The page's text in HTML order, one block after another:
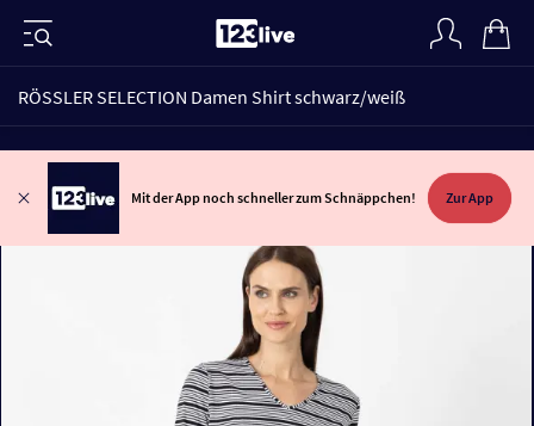
RÖSSLER SELECTION Damen Shirt schwarz/weiß
Mit der App noch schneller zum Schnäppchen! Zur App